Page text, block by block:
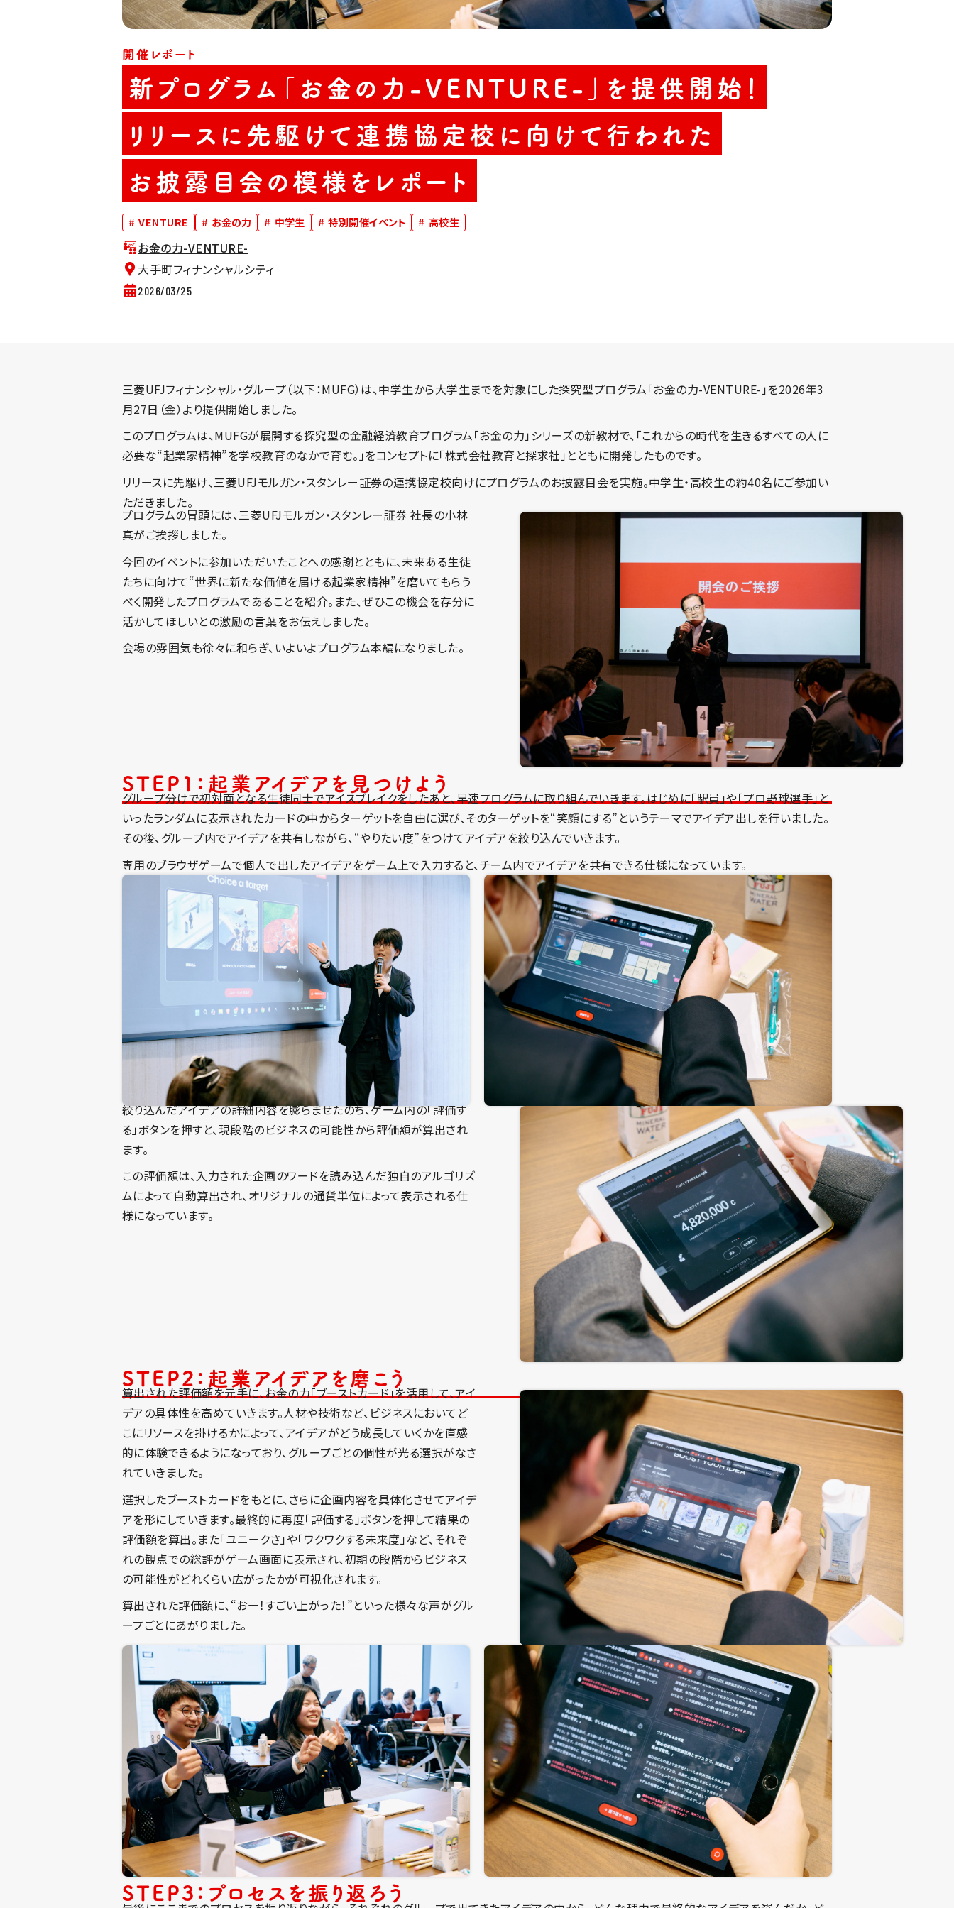
開催レポート
新プログラム「お金の力-VENTURE-」を提供開始！
リリースに先駆けて連携協定校に向けて行われた
お披露目会の模様をレポート
# VENTURE # お金の力 # 中学生 # 特別開催イベント # 高校生
お金の力-VENTURE-
大手町フィナンシャルシティ
2026/03/25
三菱UFJフィナンシャル・グループ（以下：MUFG）は、中学生から大学生までを対象にした探究型プログラム「お金の力-VENTURE-」を2026年3
月27日（金）より提供開始しました。
このプログラムは、MUFGが展開する探究型の金融経済教育プログラム「お金の力」シリーズの新教材で、「これからの時代を生きるすべての人に
必要な“起業家精神”を学校教育のなかで育む。」をコンセプトに「株式会社教育と探求社」とともに開発したものです。
リリースに先駆け、三菱UFJモルガン・スタンレー証券の連携協定校向けにプログラムのお披露目会を実施。中学生・高校生の約40名にご参加い
ただきました。
プログラムの冒頭には、三菱UFJモルガン・スタンレー証券 社長の小林
真がご挨拶しました。
今回のイベントに参加いただいたことへの感謝とともに、未来ある生徒
たちに向けて“世界に新たな価値を届ける起業家精神”を磨いてもらう
べく開発したプログラムであることを紹介。また、ぜひこの機会を存分に
活かしてほしいとの激励の言葉をお伝えしました。
会場の雰囲気も徐々に和らぎ、いよいよプログラム本編になりました。
STEP1：起業アイデアを見つけよう
グループ分けで初対面となる生徒同士でアイスブレイクをしたあと、早速プログラムに取り組んでいきます。はじめに「駅員」や「プロ野球選手」と
いったランダムに表示されたカードの中からターゲットを自由に選び、そのターゲットを“笑顔にする”というテーマでアイデア出しを行いました。
その後、グループ内でアイデアを共有しながら、“やりたい度”をつけてアイデアを絞り込んでいきます。
専用のブラウザゲームで個人で出したアイデアをゲーム上で入力すると、チーム内でアイデアを共有できる仕様になっています。
絞り込んだアイデアの詳細内容を膨らませたのち、ゲーム内の「評価す
る」ボタンを押すと、現段階のビジネスの可能性から評価額が算出され
ます。
この評価額は、入力された企画のワードを読み込んだ独自のアルゴリズ
ムによって自動算出され、オリジナルの通貨単位によって表示される仕
様になっています。
STEP2：起業アイデアを磨こう
算出された評価額を元手に、お金の力「ブーストカード」を活用して、アイ
デアの具体性を高めていきます。人材や技術など、ビジネスにおいてど
こにリソースを掛けるかによって、アイデアがどう成長していくかを直感
的に体験できるようになっており、グループごとの個性が光る選択がなさ
れていきました。
選択したブーストカードをもとに、さらに企画内容を具体化させてアイデ
アを形にしていきます。最終的に再度「評価する」ボタンを押して結果の
評価額を算出。また「ユニークさ」や「ワクワクする未来度」など、それぞ
れの観点での総評がゲーム画面に表示され、初期の段階からビジネス
の可能性がどれくらい広がったかが可視化されます。
算出された評価額に、“おー！すごい上がった！”といった様々な声がグル
ープごとにあがりました。
STEP3：プロセスを振り返ろう